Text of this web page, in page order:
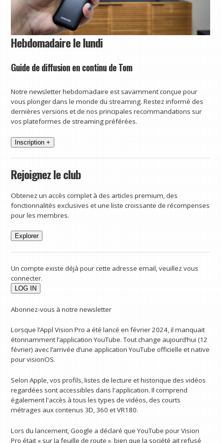
Hebdomadaire le lundi
Guide de diffusion en continu de Tom
Notre newsletter hebdomadaire est savamment conçue pour
vous plonger dans le monde du streaming. Restez informé des
dernières versions et de nos principales recommandations sur
vos plateformes de streaming préférées.
Inscription +
Rejoignez le club
Obtenez un accès complet à des articles premium, des
fonctionnalités exclusives et une liste croissante de récompenses
pour les membres.
Explorer
Un compte existe déjà pour cette adresse email, veuillez vous
connecter.
Abonnez-vous à notre newsletter
Lorsque l’Appl Vision Pro a été lancé en février 2024, il manquait
étonnamment l’application YouTube. Tout change aujourd’hui (12
février) avec l’arrivée d’une application YouTube officielle et native
pour visionOS.
Selon Apple, vos profils, listes de lecture et historique des vidéos
regardées sont accessibles dans l'application. Il comprend
également l'accès à tous les types de vidéos, des courts
métrages aux contenus 3D, 360 et VR180.
Lors du lancement, Google a déclaré que YouTube pour Vision
Pro était « sur la feuille de route », bien que la société ait refusé